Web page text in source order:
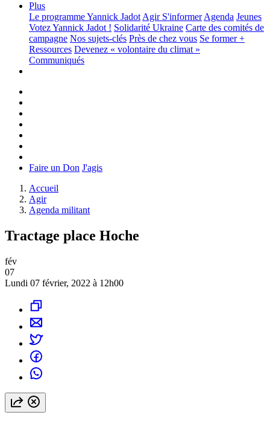
Plus
Le programmeYannick Jadot Agir S'informer Agenda Jeunes
Votez Yannick Jadot ! Solidarité Ukraine Carte des comités de
campagne Nos sujets-clés Près de chez vous Se former +
Ressources Devenez « volontaire du climat »
Communiqués
Faire un Don J'agis
Accueil
Agir
Agenda militant
Tractage place Hoche
fév
07
Lundi 07 février, 2022 à 12h00